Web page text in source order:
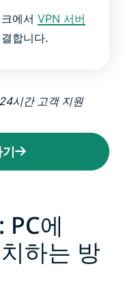
에서 VPN 서버
합니다.
시간 고객 지원
PC에
하는 방